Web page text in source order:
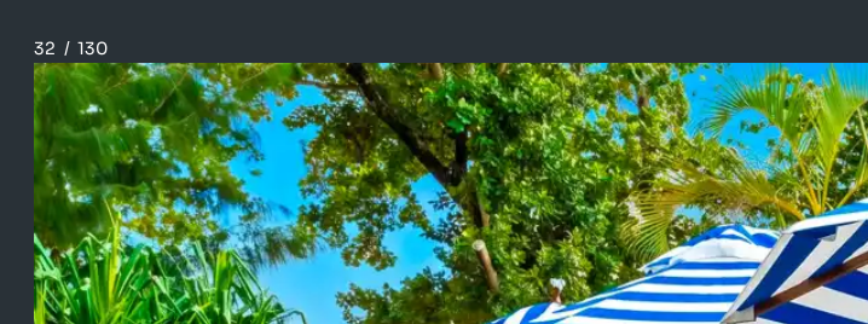
32 / 130